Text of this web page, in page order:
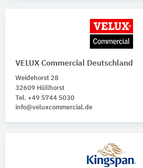
VELUX Commercial Deutschland
Weidehorst 28
32609 Hüllhorst
Tel. +49 5744 5030
info@veluxcommercial.de